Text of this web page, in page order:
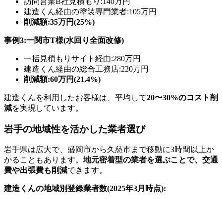
建造くん経由の塗装専門業者:105万円
削減額:35万円(25%)
事例3:一関市T様(水回り全面改修)
一括見積もりサイト経由:280万円
建造くん経由の総合工務店:220万円
削減額:60万円(21.4%)
建造くんを利用したお客様は、平均して20〜30%のコスト削
減を実現しています。
岩手の地域性を活かした業者選び
岩手県は広大で、盛岡市から久慈市まで移動に3時間以上か
かることもあります。 地元密着型の業者を選ぶことで、交通
費や出張費も削減できます。
建造くんの地域別登録業者数(2025年3月時点):